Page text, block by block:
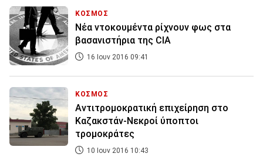
ΚΟΣΜΟΣ
Νέα ντοκουμέντα ρίχνουν φως στα
βασανιστήρια της CIA
16 Ιουν 2016 09:41
ΚΟΣΜΟΣ
Αντιτρομοκρατική επιχείρηση στο
Καζακστάν-Νεκροί ύποπτοι
τρομοκράτες
10 Ιουν 2016 10:43